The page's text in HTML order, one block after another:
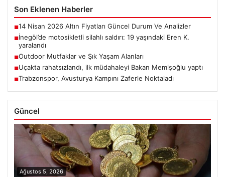
Son Eklenen Haberler
■14 Nisan 2026 Altın Fiyatları Güncel Durum Ve Analizler
■İnegöl’de motosikletli silahlı saldırı: 19 yaşındaki Eren K.
yaralandı
■Outdoor Mutfaklar ve Şık Yaşam Alanları
■Uçakta rahatsızlandı, ilk müdahaleyi Bakan Memişoğlu yaptı
■Trabzonspor, Avusturya Kampını Zaferle Noktaladı
Güncel
Ağustos 5, 2026